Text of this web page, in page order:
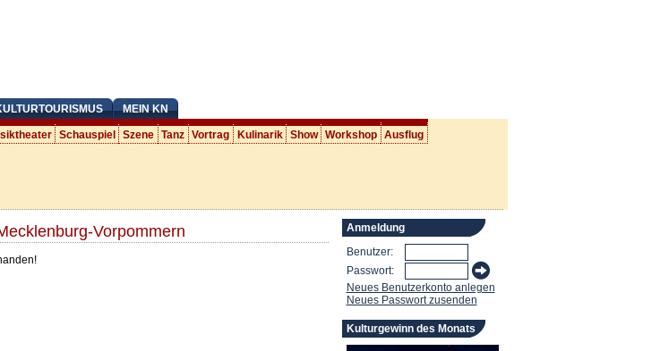
MEIN KN
Schauspiel Szene Tanz Vortrag Kulinarik Show Workshop Ausflug
Vorpommern
Anmeldung
Benutzer:
Passwort:
Neues Benutzerkonto anlegen
Neues Passwort zusenden
Kulturgewinn des Monats